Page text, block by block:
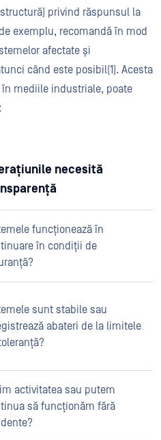
privind răspunsul la
exemplu, recomandă în mod
afectate și
când este posibil(1). Acesta
mediile industriale, poate
necesită
funcționează în
în condiții de
sunt stabile sau
abateri de la limitele
activitatea sau putem
să funcționăm fără